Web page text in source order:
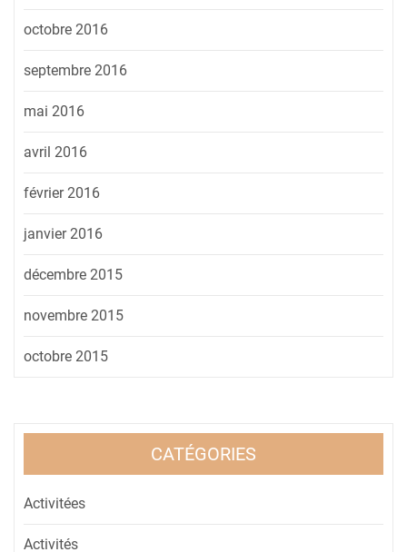
octobre 2016
septembre 2016
mai 2016
avril 2016
février 2016
janvier 2016
décembre 2015
novembre 2015
octobre 2015
CATÉGORIES
Activitées
Activités